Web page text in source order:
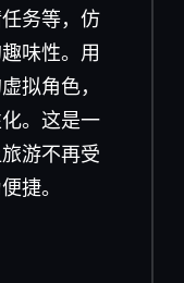
务等，仿
味性。用
拟角色，
。这是一
游不再受
捷。